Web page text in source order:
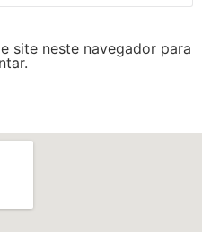
site neste navegador para